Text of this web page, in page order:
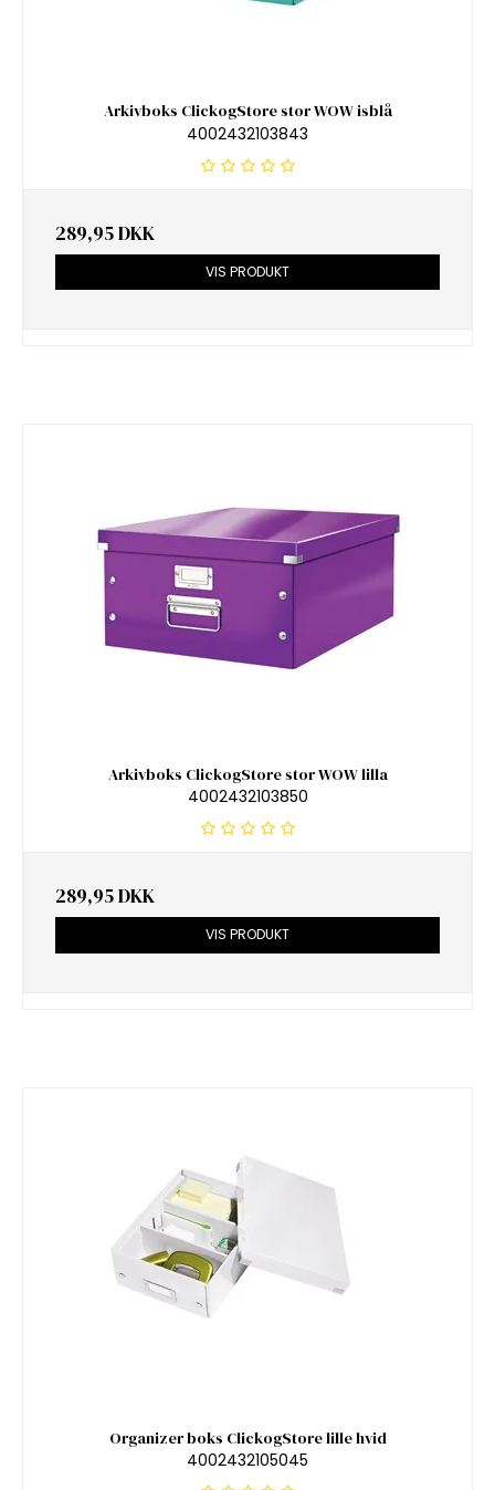
Arkivboks ClickogStore stor WOW isblå
4002432103843
289,95 DKK
VIS PRODUKT
Arkivboks ClickogStore stor WOW lilla
4002432103850
289,95 DKK
VIS PRODUKT
Organizer boks ClickogStore lille hvid
4002432105045